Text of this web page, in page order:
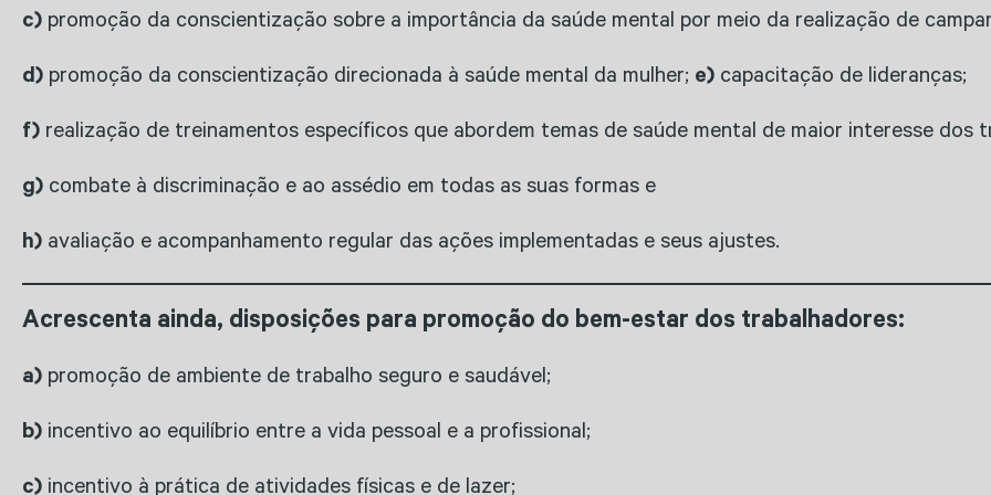
c) promoção da conscientização sobre a importância da saúde mental por meio da realização de
d) promoção da conscientização direcionada à saúde mental da mulher; e) capacitação de lideranças;
f) realização de treinamentos específicos que abordem temas de saúde mental de maior interesse dos
g) combate à discriminação e ao assédio em todas as suas formas e
h) avaliação e acompanhamento regular das ações implementadas e seus ajustes.
Acrescenta ainda, disposições para promoção do bem-estar dos trabalhadores:
a) promoção de ambiente de trabalho seguro e saudável;
b) incentivo ao equilíbrio entre a vida pessoal e a profissional;
c) incentivo à prática de atividades físicas e de lazer;